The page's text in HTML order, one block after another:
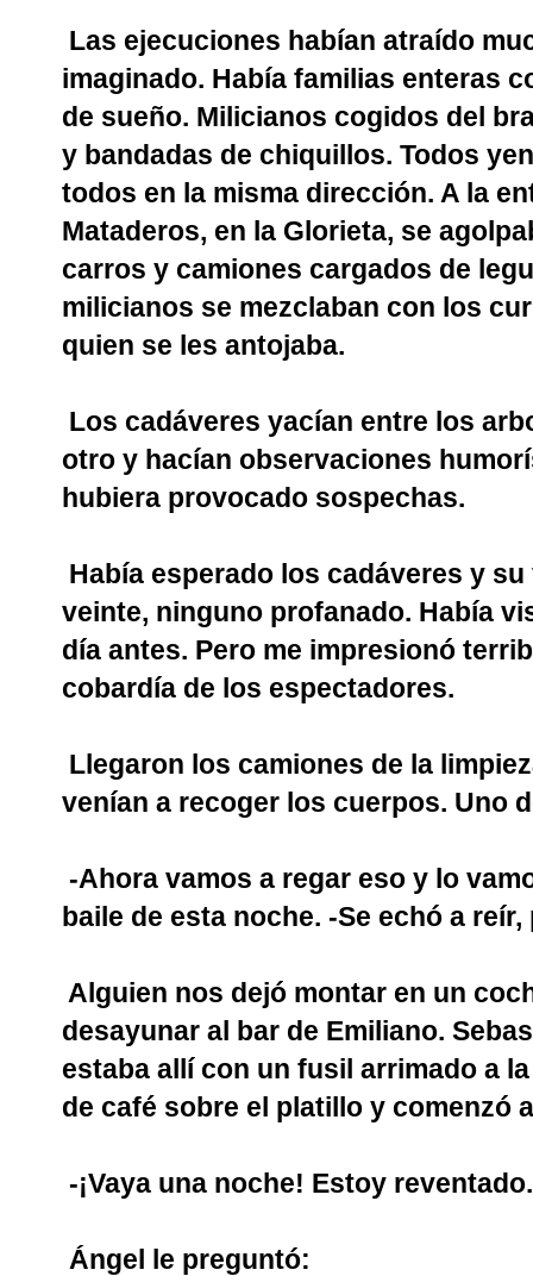
Las ejecuciones habían atraído
imaginado. Había familias enteras
de sueño. Milicianos cogidos del
y bandadas de chiquillos. Todos
todos en la misma dirección. A la
Mataderos, en la Glorieta, se
carros y camiones cargados de
milicianos se mezclaban con los
quien se les antojaba.
Los cadáveres yacían entre los
otro y hacían observaciones
hubiera provocado sospechas.
Había esperado los cadáveres y
veinte, ninguno profanado. Había
día antes. Pero me impresionó
cobardía de los espectadores.
Llegaron los camiones de la
venían a recoger los cuerpos. Uno
-Ahora vamos a regar eso y lo
baile de esta noche. -Se echó a
Alguien nos dejó montar en un
desayunar al bar de Emiliano.
estaba allí con un fusil arrimado a
de café sobre el platillo y comenzó
-¡Vaya una noche! Estoy
Ángel le preguntó: